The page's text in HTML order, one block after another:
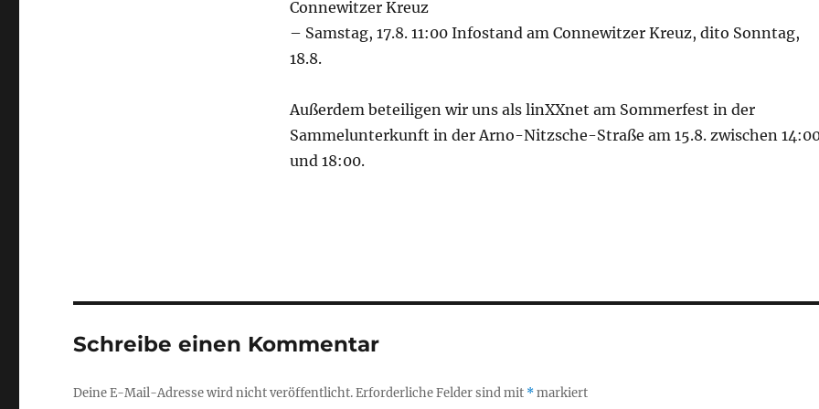
Connewitzer Kreuz
– Samstag, 17.8. 11:00 Infostand am Connewitzer Kreuz, dito Sonntag,
18.8.
Außerdem beteiligen wir uns als linXXnet am Sommerfest in der
Sammelunterkunft in der Arno-Nitzsche-Straße am 15.8. zwischen
und 18:00.
Schreibe einen Kommentar
Deine E-Mail-Adresse wird nicht veröffentlicht.Erforderliche Felder sind mit *markiert